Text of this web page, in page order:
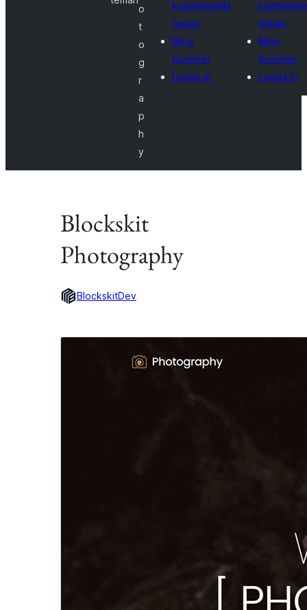
o
t
o
g
r
a
p
h
y
kommersiella
teman
Mina
favoriter
Logga in
teman
Mina
favoriter
Logga in
Blockskit
Photography
BlockskitDev